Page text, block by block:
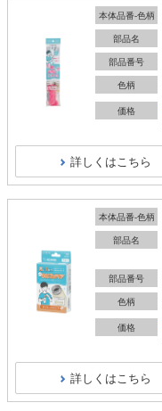
本体品番-色柄
部品名
部品番号
色柄
価格
詳しくはこちら
本体品番-色柄
部品名
部品番号
色柄
価格
詳しくはこちら